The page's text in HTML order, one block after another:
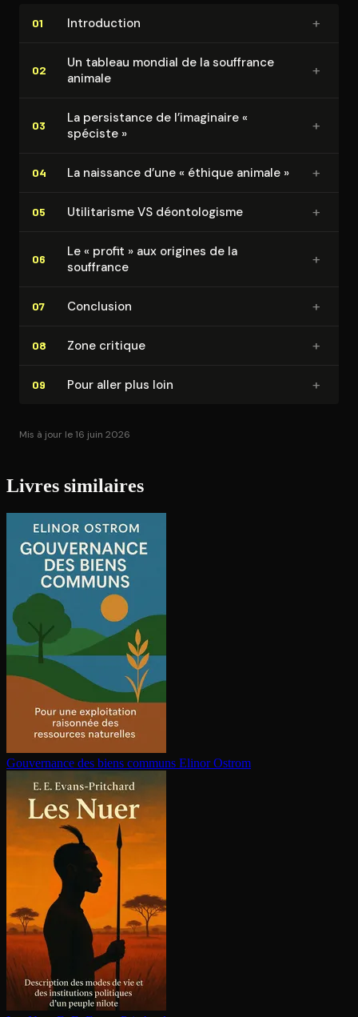
01 In­tro­duc­tion +
02
Un tableau mondial de la souffrance
animale
+
03
La persistance de l’imaginaire «
spéciste »
+
04 La naissance d’une « éthique animale » +
05 Uti­li­ta­risme VS dé­on­to­lo­gisme +
06
Le « profit » aux origines de la
souffrance
+
07 Conclusion +
08 Zone critique +
09 Pour aller plus loin +
Mis à jour le 16 juin 2026
Livres similaires
Gouvernance des biens communs Elinor Ostrom